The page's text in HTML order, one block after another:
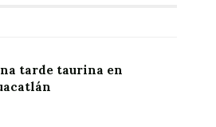
tarde taurina en